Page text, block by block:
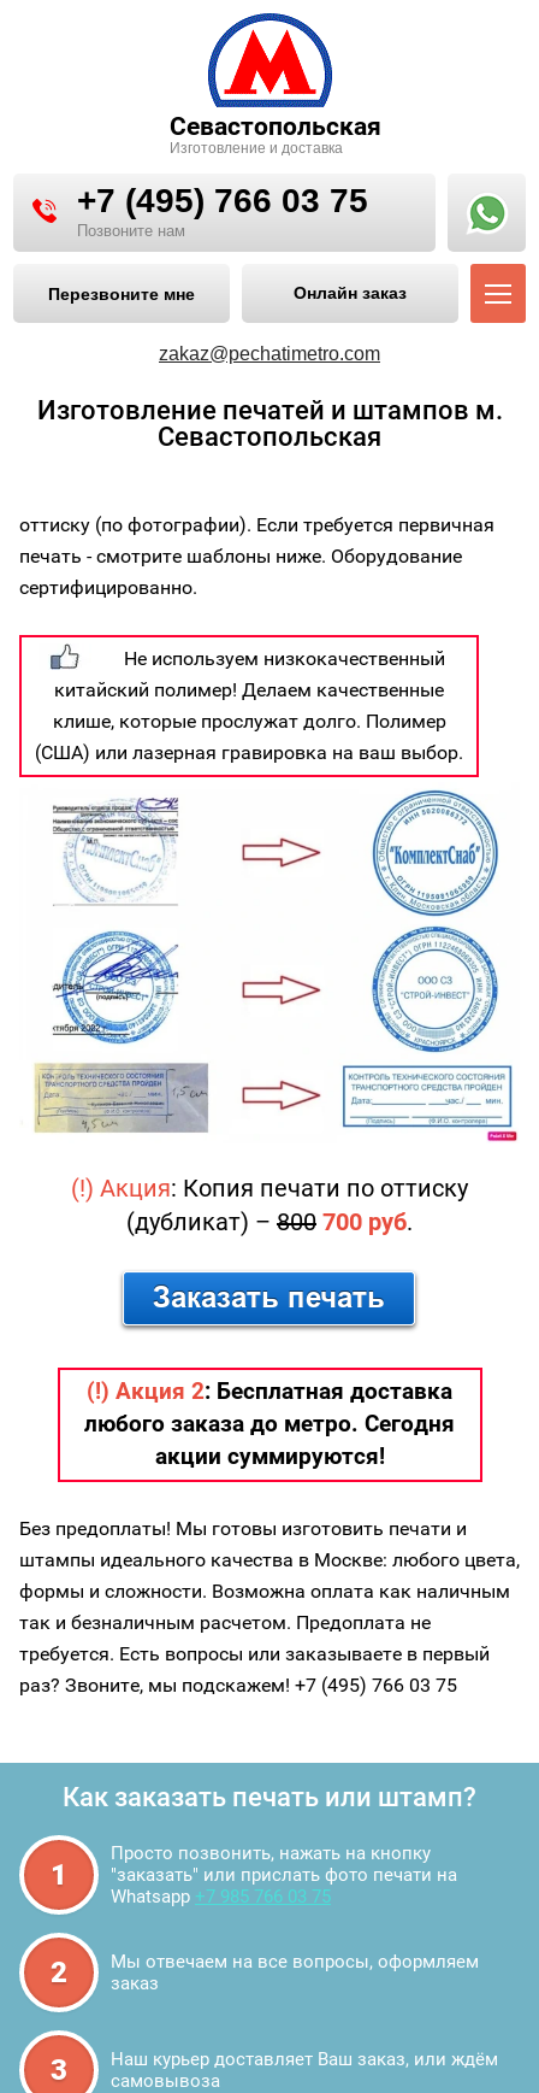
Севастопольская
Изготовление и доставка
+7 (495) 766 03 75
Позвоните нам
Перезвоните мне Онлайн заказ
zakaz@pechatimetro.com
Изготовление печатей и штампов м.
Севастопольская
Максимально качественное изготовление печатей и
штампов лазерным методом на гравере производства
оттиску (по фотографии). Если требуется первичная
печать - смотрите шаблоны ниже. Оборудование
сертифицированно.
Не используем низкокачественный
китайский полимер! Делаем качественные
клише, которые прослужат долго. Полимер
(США) или лазерная гравировка на ваш выбор.
(!) Акция: Копия печати по оттиску
(дубликат) – 800 700 руб.
(!) Акция 2: Бесплатная доставка
любого заказа до метро. Сегодня
акции суммируются!
Без предоплаты! Мы готовы изготовить печати и
штампы идеального качества в Москве: любого цвета,
формы и сложности. Возможна оплата как наличным
так и безналичным расчетом. Предоплата не
требуется. Есть вопросы или заказываете в первый
раз? Звоните, мы подскажем! +7 (495) 766 03 75
Как заказать печать или штамп?
1
Просто позвонить, нажать на кнопку
"заказать" или прислать фото печати на
Whatsapp +7 985 766 03 75
2
Мы отвечаем на все вопросы, оформляем
заказ
3
Наш курьер доставляет Ваш заказ, или ждём
самовывоза